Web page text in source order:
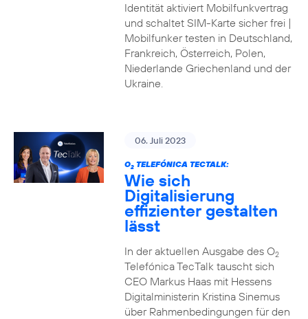
Identität aktiviert Mobilfunkvertrag
und schaltet SIM-Karte sicher frei |
Mobilfunker testen in Deutschland,
Frankreich, Österreich, Polen,
Niederlande Griechenland und der
Ukraine.
06. Juli 2023
O2TELEFÓNICA TECTALK:
Wie sich
Digitalisierung
effizienter gestalten
lässt
In der aktuellen Ausgabe des O2
Telefónica TecTalk tauscht sich
CEO Markus Haas mit Hessens
Digitalministerin Kristina Sinemus
über Rahmenbedingungen für den